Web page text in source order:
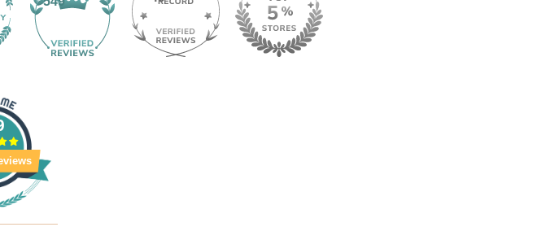
Cordialement. Vanessa